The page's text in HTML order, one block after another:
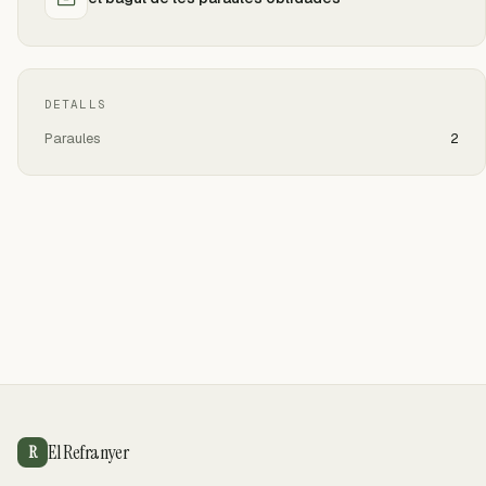
DETALLS
Paraules 2
R El Refranyer